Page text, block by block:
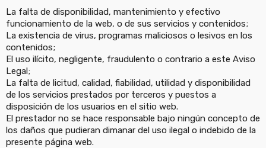
La falta de disponibilidad, mantenimiento y efectivo
funcionamiento de la web, o de sus servicios y contenidos;
La existencia de virus, programas maliciosos o lesivos en los
contenidos;
El uso ilícito, negligente, fraudulento o contrario a este Aviso
Legal;
La falta de licitud, calidad, fiabilidad, utilidad y disponibilidad
de los servicios prestados por terceros y puestos a
disposición de los usuarios en el sitio web.
El prestador no se hace responsable bajo ningún concepto de
los daños que pudieran dimanar del uso ilegal o indebido de la
presente página web.